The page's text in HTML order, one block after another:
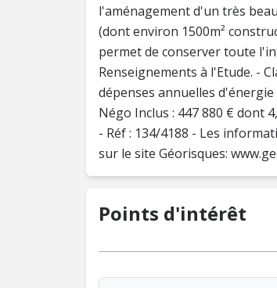
l'aménagement d'un très
(dont environ 1500m²
permet de conserver toute
Renseignements à l'Etude. -
dépenses annuelles
Négo Inclus : 447 880 € dont
- Réf : 134/4188 - Les
sur le site Géorisques:
Points d'intérêt